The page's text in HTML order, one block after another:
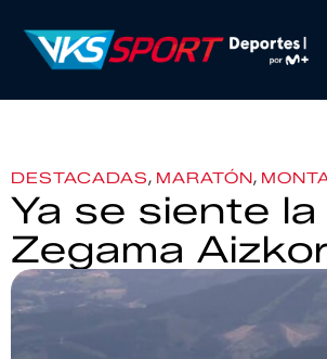
DESTACADAS, MARATÓN,
Ya se siente la
Zegama